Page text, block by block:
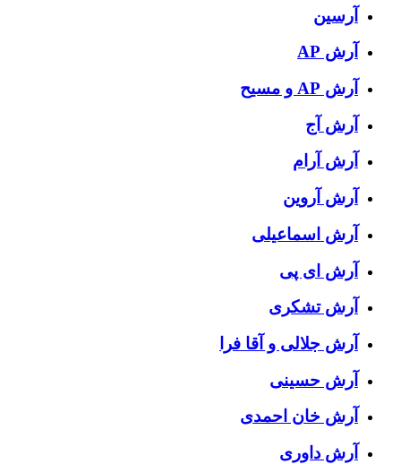
آرسین
آرش AP
آرش AP و مسیح
آرش آج
آرش آرام
آرش آروین
آرش اسماعیلی
آرش ای پی
آرش تشکری
آرش جلالی و آقا فرا
آرش حسینی
آرش خان احمدی
آرش داوری